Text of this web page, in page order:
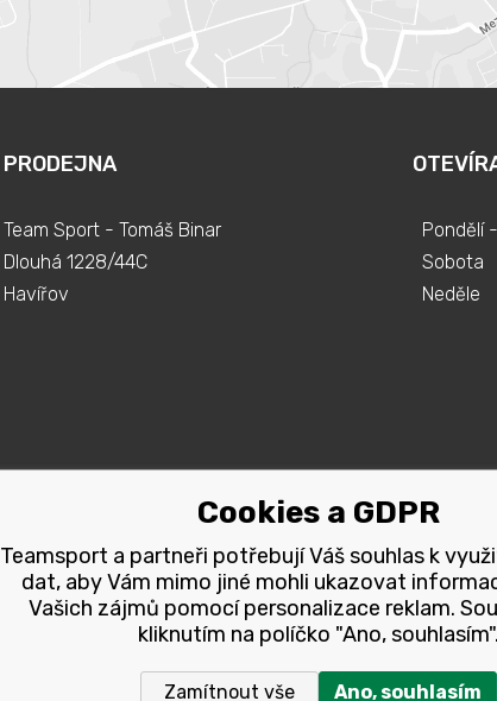
PRODEJNA
Team Sport - Tomáš Binar
Dlouhá 1228/44C
Havířov
Pondělí
Sobota
Neděle
Cookies a GDPR
Teamsport a partneři potřebují Váš souhlas k
dat, aby Vám mimo jiné mohli ukazovat
Vašich zájmů pomocí personalizace reklam.
kliknutím na políčko "Ano, souhlasím".
Zamítnout vše Ano, souhlasím